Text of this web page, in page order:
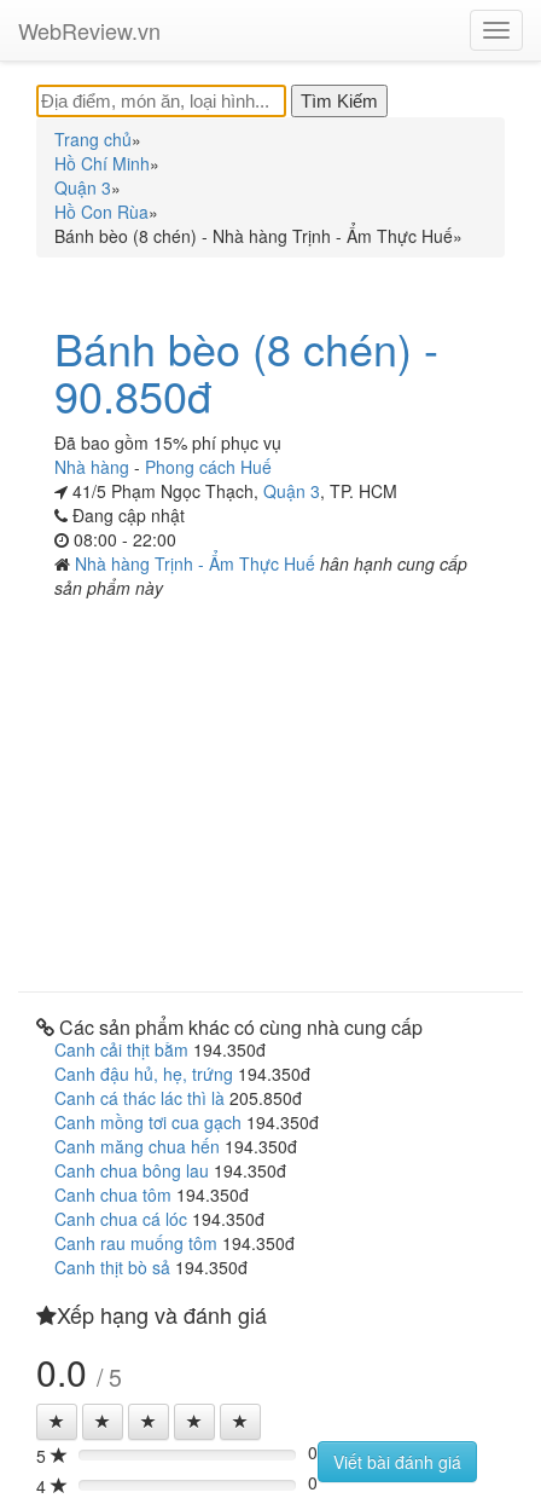
WebReview.vn
Trang chủ»
Hồ Chí Minh»
Quận 3»
Hồ Con Rùa»
Bánh bèo (8 chén) - Nhà hàng Trịnh - Ẩm Thực Huế»
Bánh bèo (8 chén) -
90.850đ
Đã bao gồm 15% phí phục vụ
Nhà hàng - Phong cách Huế
41/5 Phạm Ngọc Thạch, Quận 3, TP. HCM
Đang cập nhật
08:00 - 22:00
Nhà hàng Trịnh - Ẩm Thực Huế hân hạnh cung cấp
sản phẩm này
Các sản phẩm khác có cùng nhà cung cấp
Canh cải thịt bằm 194.350đ
Canh đậu hủ, hẹ, trứng 194.350đ
Canh cá thác lác thì là 205.850đ
Canh mồng tơi cua gạch 194.350đ
Canh măng chua hến 194.350đ
Canh chua bông lau 194.350đ
Canh chua tôm 194.350đ
Canh chua cá lóc 194.350đ
Canh rau muống tôm 194.350đ
Canh thịt bò sả 194.350đ
Xếp hạng và đánh giá
0.0 / 5
5 0%
0
4
0%
0
Viết bài đánh giá